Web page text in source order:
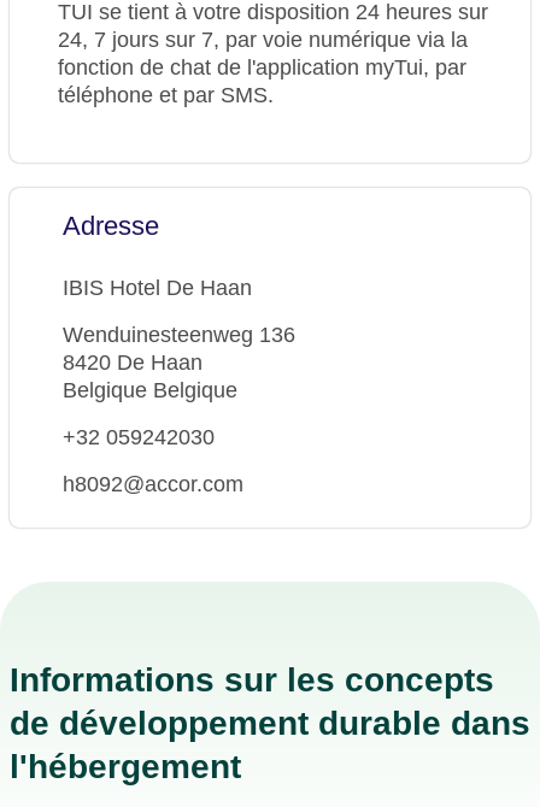
TUI se tient à votre disposition 24 heures sur
24, 7 jours sur 7, par voie numérique via la
fonction de chat de l'application myTui, par
téléphone et par SMS.
Adresse
IBIS Hotel De Haan
Wenduinesteenweg 136
8420 De Haan
Belgique Belgique
+32 059242030
h8092@accor.com
Informations sur les concepts
de développement durable dans
l'hébergement